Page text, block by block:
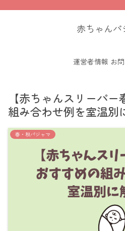
赤ちゃんパ
運営者情報 お
【赤ちゃんスリーパ
組み合わせ例を室温別
春・秋パジャマ